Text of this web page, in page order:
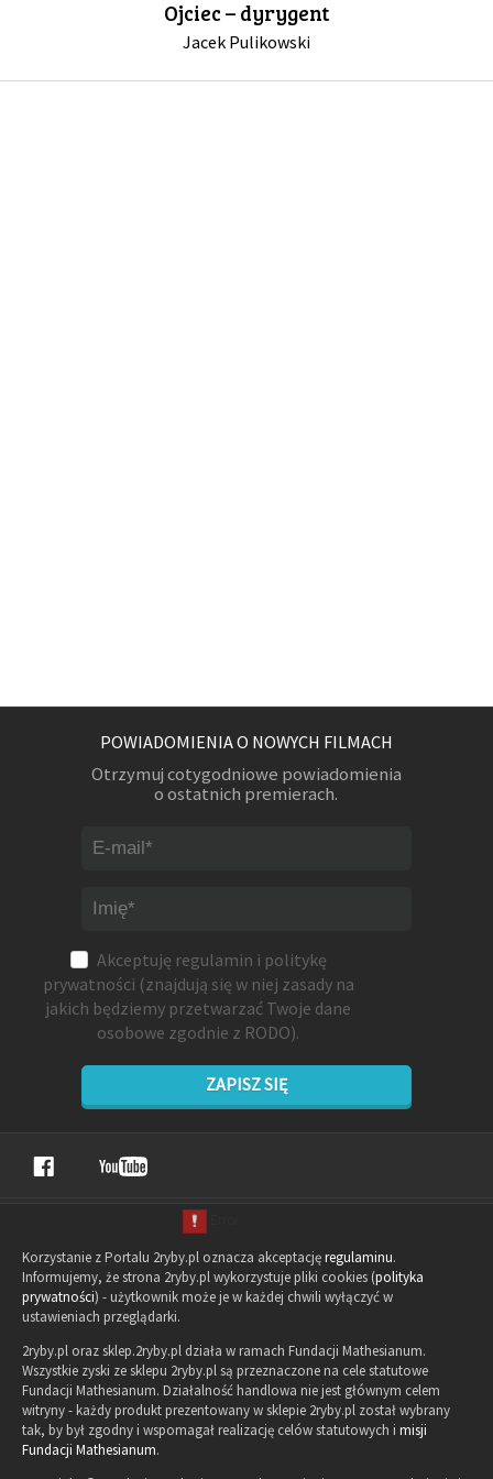
Ojciec – dyrygent
Jacek Pulikowski
POWIADOMIENIA O NOWYCH FILMACH
Otrzymuj cotygodniowe powiadomienia
o ostatnich premierach.
Akceptuję regulamin i politykę
prywatności (znajdują się w niej zasady na
jakich będziemy przetwarzać Twoje dane
osobowe zgodnie z RODO).
ZAPISZ SIĘ
Korzystanie z Portalu 2ryby.pl oznacza akceptacjęregulaminu.
Informujemy, że strona 2ryby.pl wykorzystuje pliki cookies (polityka
prywatności) - użytkownik może je w każdej chwili wyłączyć w
ustawieniach przeglądarki.
2ryby.pl oraz sklep.2ryby.pl działa w ramach Fundacji Mathesianum.
Wszystkie zyski ze sklepu 2ryby.pl są przeznaczone na cele statutowe
Fundacji Mathesianum. Działalność handlowa nie jest głównym celem
witryny - każdy produkt prezentowany w sklepie 2ryby.pl został wybrany
tak, by był zgodny i wspomagał realizację celów statutowych i misji
Fundacji Mathesianum.